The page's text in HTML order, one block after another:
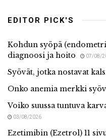
EDITOR PICK'S
Kohdun syöpä
diagnoosi ja hoito
07/08/
Syövät, jotka nostavat
Onko anemia merkki
Voiko suussa tuntuva
03/08/2026
Ezetimibin (Ezetrol) 11